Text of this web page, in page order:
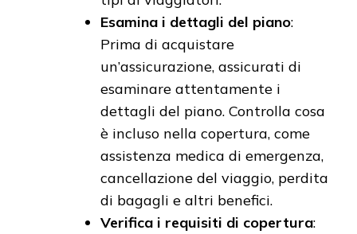
Esamina i dettagli del piano:
Prima di acquistare
un’assicurazione, assicurati di
esaminare attentamente i
dettagli del piano. Controlla cosa
è incluso nella copertura, come
assistenza medica di emergenza,
cancellazione del viaggio, perdita
di bagagli e altri benefici.
Verifica i requisiti di copertura: